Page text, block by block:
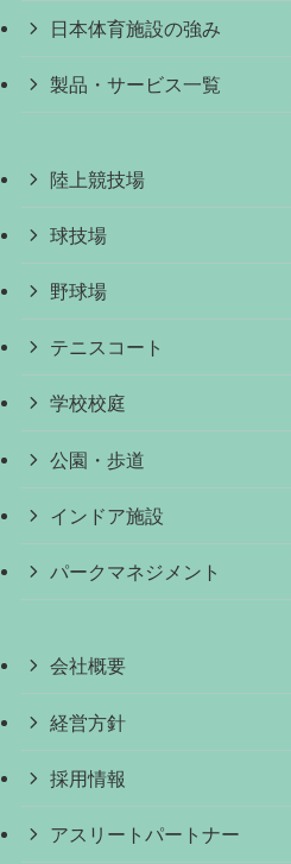
日本体育施設の強み
製品・サービス一覧
陸上競技場
球技場
野球場
テニスコート
学校校庭
公園・歩道
インドア施設
パークマネジメント
会社概要
経営方針
採用情報
アスリートパートナー